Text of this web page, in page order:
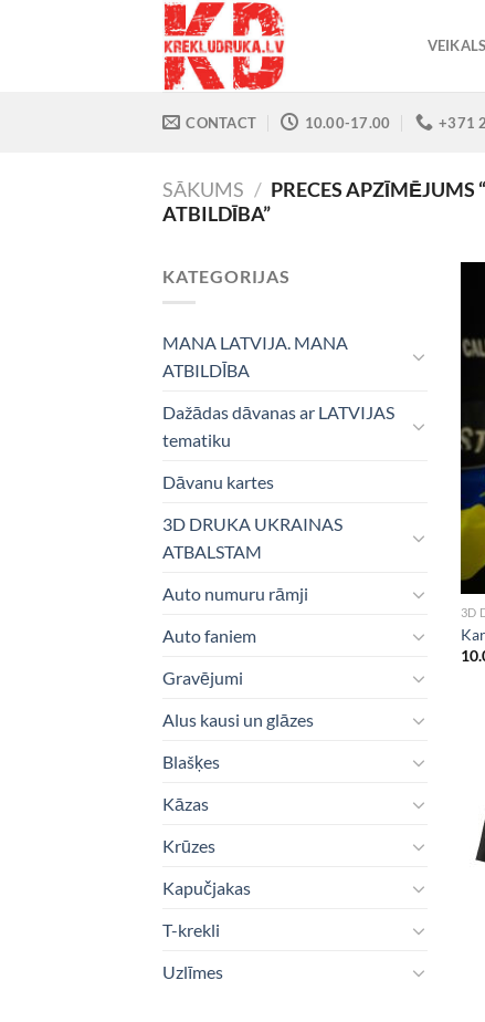
VEIKALS
CONTACT 10.00-17.00 +371
SĀKUMS / PRECES
ATBILDĪBA”
KATEGORIJAS
MANA LATVIJA. MANA
ATBILDĪBA
Dažādas dāvanas ar LATVIJAS
tematiku
Dāvanu kartes
3D DRUKA UKRAINAS
ATBALSTAM
Auto numuru rāmji
Auto faniem
Gravējumi
Alus kausi un glāzes
Blašķes
Kāzas
Krūzes
Kapučjakas
T-krekli
Uzlīmes
3D